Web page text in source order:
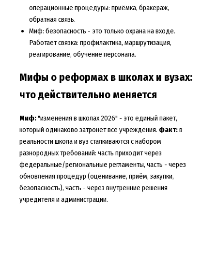
операционные процедуры: приёмка, бракераж,
обратная связь.
Миф: безопасность - это только охрана на входе.
Работает связка: профилактика, маршрутизация,
реагирование, обучение персонала.
Мифы о реформах в школах и вузах:
что действительно меняется
Миф:"изменения в школах 2026" - это единый пакет,
который одинаково затронет все учреждения. Факт:в
реальности школа и вуз сталкиваются с набором
разнородных требований: часть приходит через
федеральные/региональные регламенты, часть - через
обновления процедур (оценивание, приём, закупки,
безопасность), часть - через внутренние решения
учредителя и администрации.